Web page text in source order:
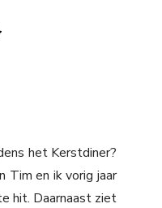
het Kerstdiner?
Tim en ik vorig jaar
hit. Daarnaast ziet